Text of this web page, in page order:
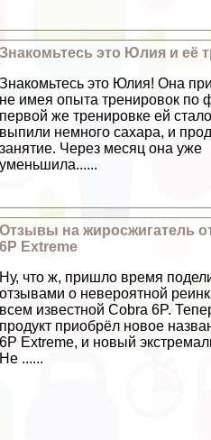
Знакомьтесь это Юлия и её
Знакомьтесь это Юлия! Она
не имея опыта тренировок по
первой же тренировке ей
выпили немного сахара, и
занятие. Через месяц она уже
уменьшила......
Отзывы на жиросжигатель
6P Extreme
Ну, что ж, пришло время
отзывами о невероятной
всем известной Cobra 6P.
продукт приобрёл новое
6P Extreme, и новый
Не ......